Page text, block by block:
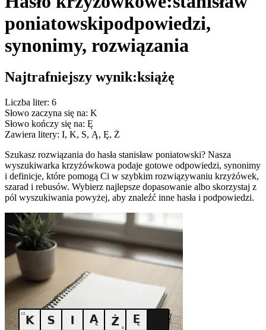
poniatowskipodpowiedzi,
synonimy, rozwiązania
Najtrafniejszy wynik:książę
Liczba liter: 6
Słowo zaczyna się na: K
Słowo kończy się na: Ę
Zawiera litery: I, K, S, Ą, Ę, Ż
Szukasz rozwiązania do hasła stanisław poniatowski? Nasza
wyszukiwarka krzyżówkowa podaje gotowe odpowiedzi, synonimy
i definicje, które pomogą Ci w szybkim rozwiązywaniu krzyżówek,
szarad i rebusów. Wybierz najlepsze dopasowanie albo skorzystaj z
pól wyszukiwania powyżej, aby znaleźć inne hasła i podpowiedzi.